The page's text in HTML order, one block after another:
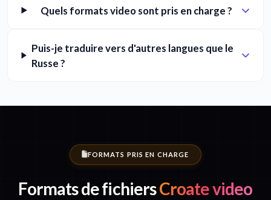
Quels formats video sont pris en charge ?
Puis-je traduire vers d'autres langues que le
Russe ?
FORMATS PRIS EN CHARGE
Formats de fichiersCroate video